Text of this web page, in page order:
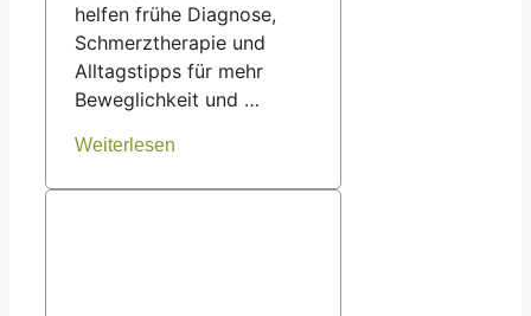
helfen frühe Diagnose,
Schmerztherapie und
Alltagstipps für mehr
Beweglichkeit und …
Weiterlesen